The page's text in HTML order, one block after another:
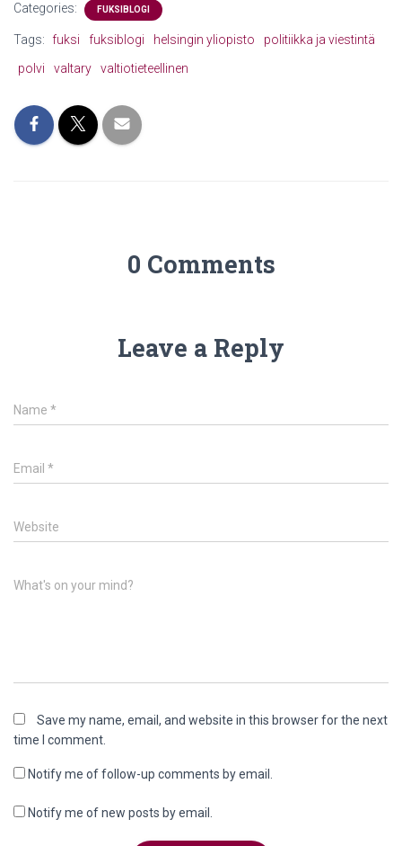
Categories: FUKSIBLOGI
Tags: fuksi fuksiblogi helsingin yliopisto
politiikka ja viestintä
polvi
valtary valtiotieteellinen
0 Comments
Leave a Reply
Name *
Email *
Website
What's on your mind?
Save my name, email, and website in this browser for the next
time I comment.
Notify me of follow-up comments by email.
Notify me of new posts by email.